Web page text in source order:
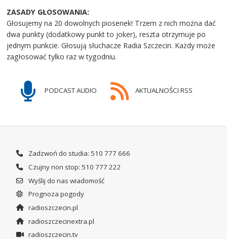
ZASADY GŁOSOWANIA:
Głosujemy na 20 dowolnych piosenek! Trzem z nich można dać
dwa punkty (dodatkowy punkt to joker), reszta otrzymuje po
jednym punkcie. Głosują słuchacze Radia Szczecin. Każdy może
zagłosować tylko raz w tygodniu.
PODCAST AUDIO AKTUALNOŚCI RSS
Zadzwoń do studia: 510 777 666
Czujny non stop: 510 777 222
Wyślij do nas wiadomość
Prognoza pogody
radioszczecin.pl
radioszczecinextra.pl
radioszczecin.tv